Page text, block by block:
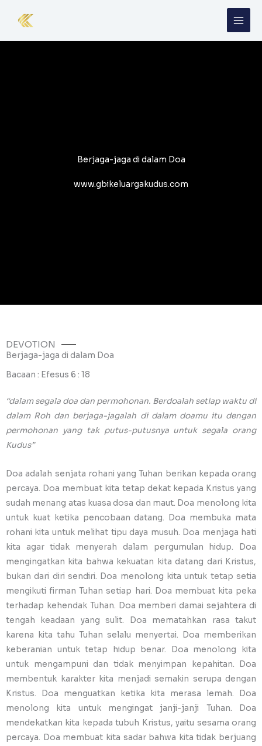
Berjaga-jaga di dalam Doa
www.gbikeluargakudus.com
DEVOTION
Berjaga-jaga di dalam Doa
Bacaan : Efesus 6 : 18
“dalam segala doa dan permohonan. Berdoalah setiap waktu di
dalam Roh dan berjaga-jagalah di dalam doamu itu dengan
permohonan yang tak putus-putusnya untuk segala orang
Kudus”
Doa adalah senjata rohani yang Tuhan berikan kepada orang
percaya. Doa membuat kita tetap dekat kepada Kristus yang
sudah menang atas kuasa dosa dan maut. Doa menolong kita
untuk kuat ketika pencobaan datang. Doa membuka mata
rohani kita untuk melihat tipu daya musuh. Doa menjaga hati
kita agar tidak menyerah dalam pergumulan hidup. Doa
mengingatkan kita bahwa kekuatan kita datang dari Kristus,
bukan dari diri sendiri. Doa menolong kita untuk tetap setia
mengikuti firman Tuhan setiap hari. Doa membuat kita peka
terhadap kehendak Tuhan. Doa memberi damai sejahtera di
tengah keadaan yang sulit. Doa mematahkan rasa takut
karena kita tahu Tuhan selalu menyertai. Doa memberikan
keberanian untuk tetap hidup benar. Doa menolong kita
untuk mengampuni dan tidak menyimpan kepahitan. Doa
membentuk karakter kita menjadi semakin serupa dengan
Kristus. Doa menguatkan ketika kita merasa lemah. Doa
menolong kita untuk mengingat janji-janji Tuhan. Doa
mendekatkan kita kepada tubuh Kristus, yaitu sesama orang
percaya. Doa membuat kita sadar bahwa kita tidak berjuang